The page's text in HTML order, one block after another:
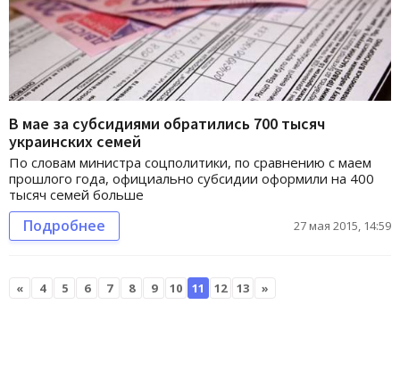
В мае за субсидиями обратились 700 тысяч
украинских семей
По словам министра соцполитики, по сравнению с маем
прошлого года, официально субсидии оформили на 400
тысяч семей больше
Подробнее 27 мая 2015, 14:59
« 4 5 6 7 8 9 10 11 12 13 »